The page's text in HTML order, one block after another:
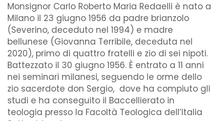
Monsignor Carlo Roberto Maria Redaelli è nato a
Milano il 23 giugno 1956 da padre brianzolo
(Severino, deceduto nel 1994) e madre
bellunese (Giovanna Terribile, deceduta nel
2020), primo di quattro fratelli e zio di sei nipoti.
Battezzato il 30 giugno 1956. È entrato a 11 anni
nei seminari milanesi, seguendo le orme dello
zio sacerdote don Sergio, dove ha compiuto gli
studi e ha conseguito il Baccellierato in
teologia presso la Facoltà Teologica dell’Italia